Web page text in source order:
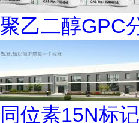
聚乙二醇GPC
同位素15N标